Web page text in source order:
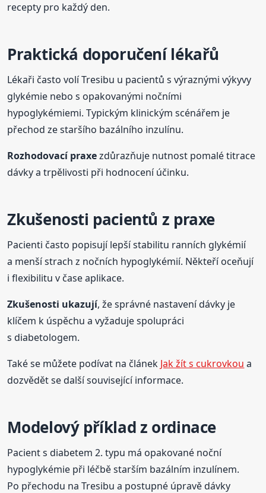
recepty pro každý den.
Praktická doporučení lékařů
Lékaři často volí Tresibu u pacientů s výraznými výkyvy
glykémie nebo s opakovanými nočními
hypoglykémiemi. Typickým klinickým scénářem je
přechod ze staršího bazálního inzulínu.
Rozhodovací praxezdůrazňuje nutnost pomalé titrace
dávky a trpělivosti při hodnocení účinku.
Zkušenosti pacientů z praxe
Pacienti často popisují lepší stabilitu ranních glykémií
a menší strach z nočních hypoglykémií. Někteří oceňují
i flexibilitu v čase aplikace.
Zkušenosti ukazují, že správné nastavení dávky je
klíčem k úspěchu a vyžaduje spolupráci
s diabetologem.
Také se můžete podívat na článek Jak žít s cukrovkou a
dozvědět se další související informace.
Modelový příklad z ordinace
Pacient s diabetem 2. typu má opakované noční
hypoglykémie při léčbě starším bazálním inzulínem.
Po přechodu na Tresibu a postupné úpravě dávky